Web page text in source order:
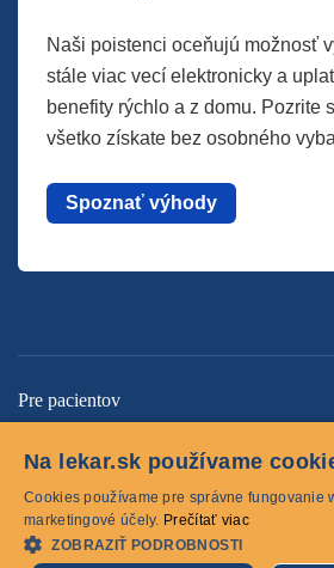
Naši poistenci oceňujú možnosť
stále viac vecí elektronicky a
benefity rýchlo a z domu. Pozrite
všetko získate bez osobného
Spoznať výhody
Pre pacientov
Cookies
Na lekar.sk používame
Cookies používame pre správne fungovanie
marketingové účely. Prečítať viac
ZOBRAZIŤ PODROBNOSTI